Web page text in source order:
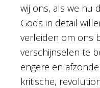
wij ons, als we nu
Gods in detail
verleiden om ons
verschijnselen te
engere en
kritische,